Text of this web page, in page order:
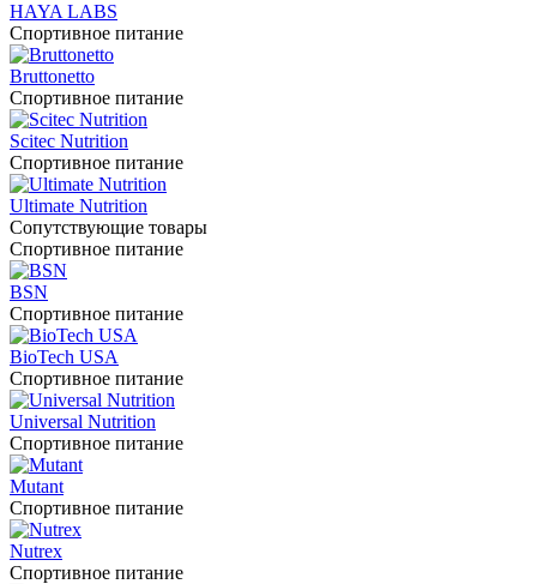
HAYA LABS
Спортивное питание
Bruttonetto
Спортивное питание
Scitec Nutrition
Спортивное питание
Ultimate Nutrition
Сопутствующие товары
Спортивное питание
BSN
Спортивное питание
BioTech USA
Спортивное питание
Universal Nutrition
Спортивное питание
Mutant
Спортивное питание
Nutrex
Спортивное питание